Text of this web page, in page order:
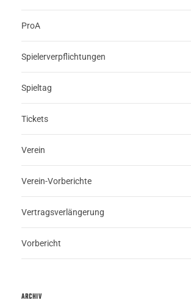
ProA
Spielerverpflichtungen
Spieltag
Tickets
Verein
Verein-Vorberichte
Vertragsverlängerung
Vorbericht
ARCHIV